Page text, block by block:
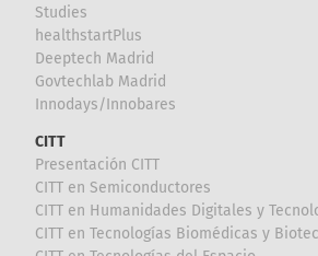
Studies
healthstartPlus
Deeptech Madrid
Govtechlab Madrid
Innodays/Innobares
CITT
Presentación CITT
CITT en Semiconductores
CITT en Humanidades Digitales y
CITT en Tecnologías Biomédicas y